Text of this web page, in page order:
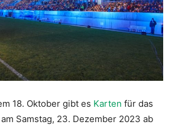
18. Oktober gibt es Karten für das
Samstag, 23. Dezember 2023 ab